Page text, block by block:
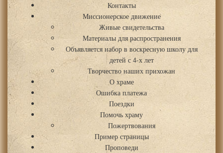
Контакты
Миссионерское движение
Живые свидетельства
Материалы для распространения
Объявляется набор в воскресную школу для
детей с 4-х лет
Творчество наших прихожан
О храме
Ошибка платежа
Поездки
Помочь храму
Пожертвования
Пример страницы
Проповеди